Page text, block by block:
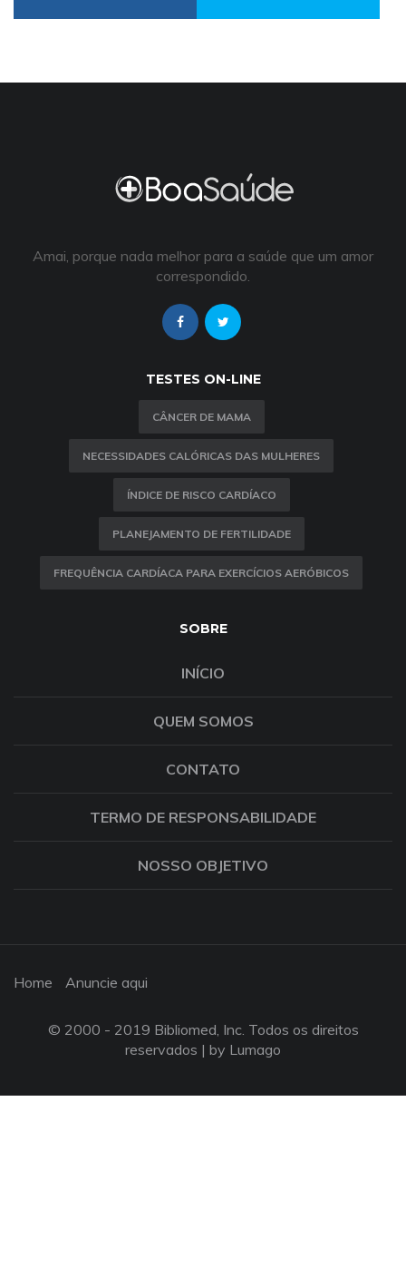
Amai, porque nada melhor para a saúde que um amor
correspondido.
TESTES ON-LINE
CÂNCER DE MAMA
NECESSIDADES CALÓRICAS DAS MULHERES
ÍNDICE DE RISCO CARDÍACO
PLANEJAMENTO DE FERTILIDADE
FREQUÊNCIA CARDÍACA PARA EXERCÍCIOS AERÓBICOS
SOBRE
INÍCIO
QUEM SOMOS
CONTATO
TERMO DE RESPONSABILIDADE
NOSSO OBJETIVO
Home Anuncie aqui
© 2000 - 2019 Bibliomed, Inc. Todos os direitos
reservados | by Lumago